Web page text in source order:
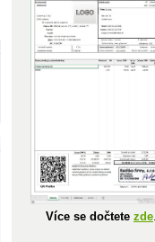
Více se dočtete zde.